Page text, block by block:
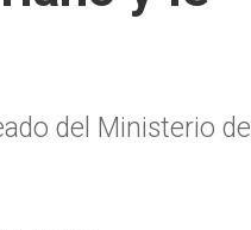
del Ministerio de